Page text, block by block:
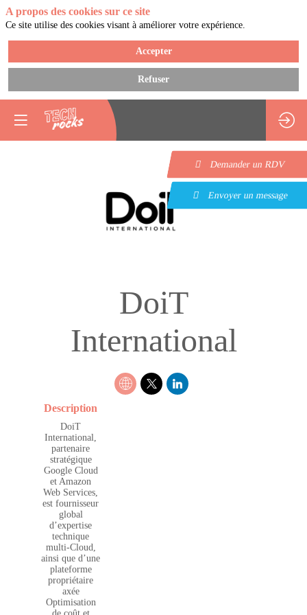
DoiT
International
Demander un RDV
Envoyer un message
Description
DoiT
International,
partenaire
stratégique
Google Cloud
et Amazon
Web Services,
est fournisseur
global
d’expertise
technique
multi-Cloud,
ainsi que d’une
plateforme
propriétaire
axée
Optimisation
A propos des cookies sur ce site
Ce site utilise des cookies visant à améliorer votre expérience.
Accepter
Refuser